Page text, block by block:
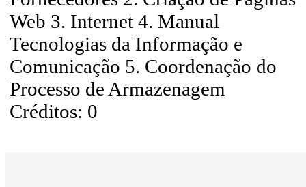
Web 3. Internet 4. Manual
Tecnologias da Informação e
Comunicação 5. Coordenação do
Processo de Armazenagem
Créditos: 0